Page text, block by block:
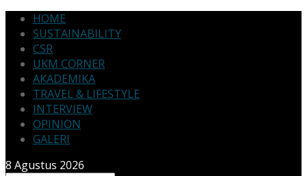
HOME
SUSTAINABILITY
CSR
UKM CORNER
AKADEMIKA
TRAVEL & LIFESTYLE
INTERVIEW
OPINION
GALERI
8 Agustus 2026